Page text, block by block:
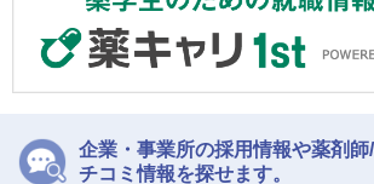
企業・事業所の採用情報や薬剤師
チコミ情報を探せます。